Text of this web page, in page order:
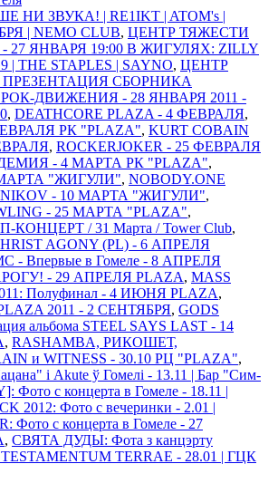
НИ ЗВУКА! | RE1IKT | ATOM's |
| NEMO CLUB, ЦЕНТР ТЯЖЕСТИ
- 27 ЯНВАРЯ 19:00 В ЖИГУЛЯХ: ZILLY
| THE STAPLES | SAYNO, ЦЕНТР
ПРЕЗЕНТАЦИЯ СБОРНИКА
ДВИЖЕНИЯ - 28 ЯНВАРЯ 2011 -
, DEATHCORE PLAZA - 4 ФЕВРАЛЯ,
РК "PLAZA", KURT COBAIN
, ROCKERJOKER - 25 ФЕВРАЛЯ
- 4 МАРТА РК "PLAZA",
МАРТА "ЖИГУЛИ", NOBODY.ONE
- 10 МАРТА "ЖИГУЛИ",
- 25 МАРТА "PLAZA",
КОНЦЕРТ / 31 Марта / Tower Club,
AGONY (PL) - 6 АПРЕЛЯ
- Впервые в Гомеле - 8 АПРЕЛЯ
- 29 АПРЕЛЯ PLAZA, MASS
Полуфинал - 4 ИЮНЯ PLAZA,
2011 - 2 СЕНТЯБРЯ, GODS
альбома STEEL SAYS LAST - 14
, RASHAMBA, РИКОШЕТ,
и WITNESS - 30.10 РЦ "PLAZA",
і Akute ў Гомелi - 13.11 | Бар "Сим-
Фото с концерта в Гомеле - 18.11 |
2012: Фото с вечеринки - 2.01 |
Фото с концерта в Гомеле - 27
, СВЯТА ДУДЫ: Фота з канцэрту
TERRAE - 28.01 | ГЦК